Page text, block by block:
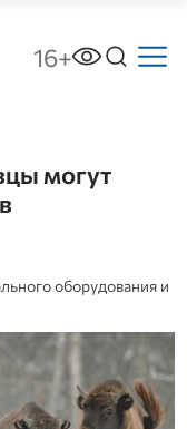
16+
могут
оборудования и